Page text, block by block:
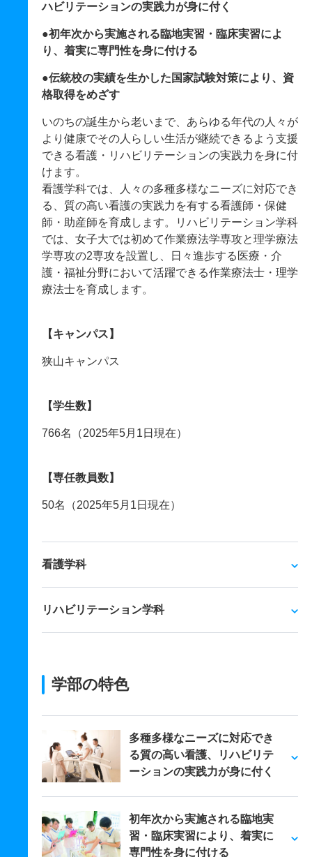
ハビリテーションの実践力が身に付く
●初年次から実施される臨地実習・臨床実習によ
り、着実に専門性を身に付ける
●伝統校の実績を生かした国家試験対策により、資
格取得をめざす
いのちの誕生から老いまで、あらゆる年代の人々が
より健康でその人らしい生活が継続できるよう支援
できる看護・リハビリテーションの実践力を身に付
けます。
看護学科では、人々の多種多様なニーズに対応でき
る、質の高い看護の実践力を有する看護師・保健
師・助産師を育成します。リハビリテーション学科
では、女子大では初めて作業療法学専攻と理学療法
学専攻の2専攻を設置し、日々進歩する医療・介
護・福祉分野において活躍できる作業療法士・理学
療法士を育成します。
【キャンパス】
狭山キャンパス
【学生数】
766名（2025年5月1日現在）
【専任教員数】
50名（2025年5月1日現在）
看護学科
リハビリテーション学科
学部の特色
多種多様なニーズに対応でき
る質の高い看護、リハビリテ
ーションの実践力が身に付く
初年次から実施される臨地実
習・臨床実習により、着実に
専門性を身に付ける